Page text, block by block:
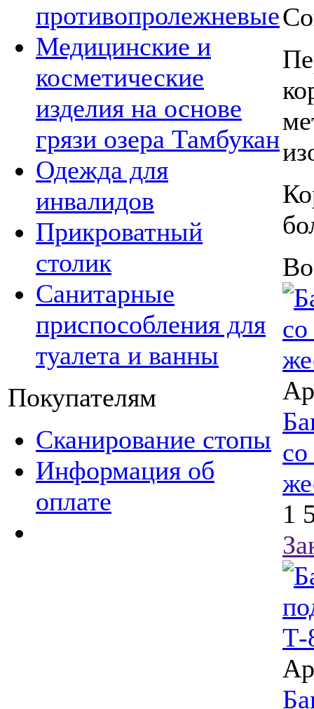
противопролежневые
Медицинские и
косметические
изделия на основе
грязи озера Тамбукан
Одежда для
инвалидов
Прикроватный
столик
Санитарные
приспособления для
туалета и ванны
Покупателям
Сканирование стопы
Информация об
оплате
1